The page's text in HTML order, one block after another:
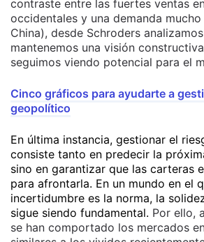
contraste entre las fuertes ventas
occidentales y una demanda
China), desde Schroders
mantenemos una visión
seguimos viendo potencial para el
Cinco gráficos para ayudarte a
geopolítico
En última instancia, gestionar el
consiste tanto en predecir la
sino en garantizar que las carteras
para afrontarla. En un mundo en el
incertidumbre es la norma, la
sigue siendo fundamental. Por ello,
se han comportado los mercados